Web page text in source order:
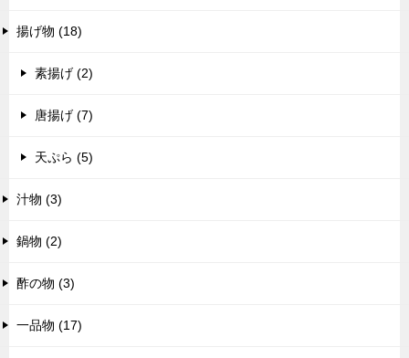
揚げ物 (18)
素揚げ (2)
唐揚げ (7)
天ぷら (5)
汁物 (3)
鍋物 (2)
酢の物 (3)
一品物 (17)